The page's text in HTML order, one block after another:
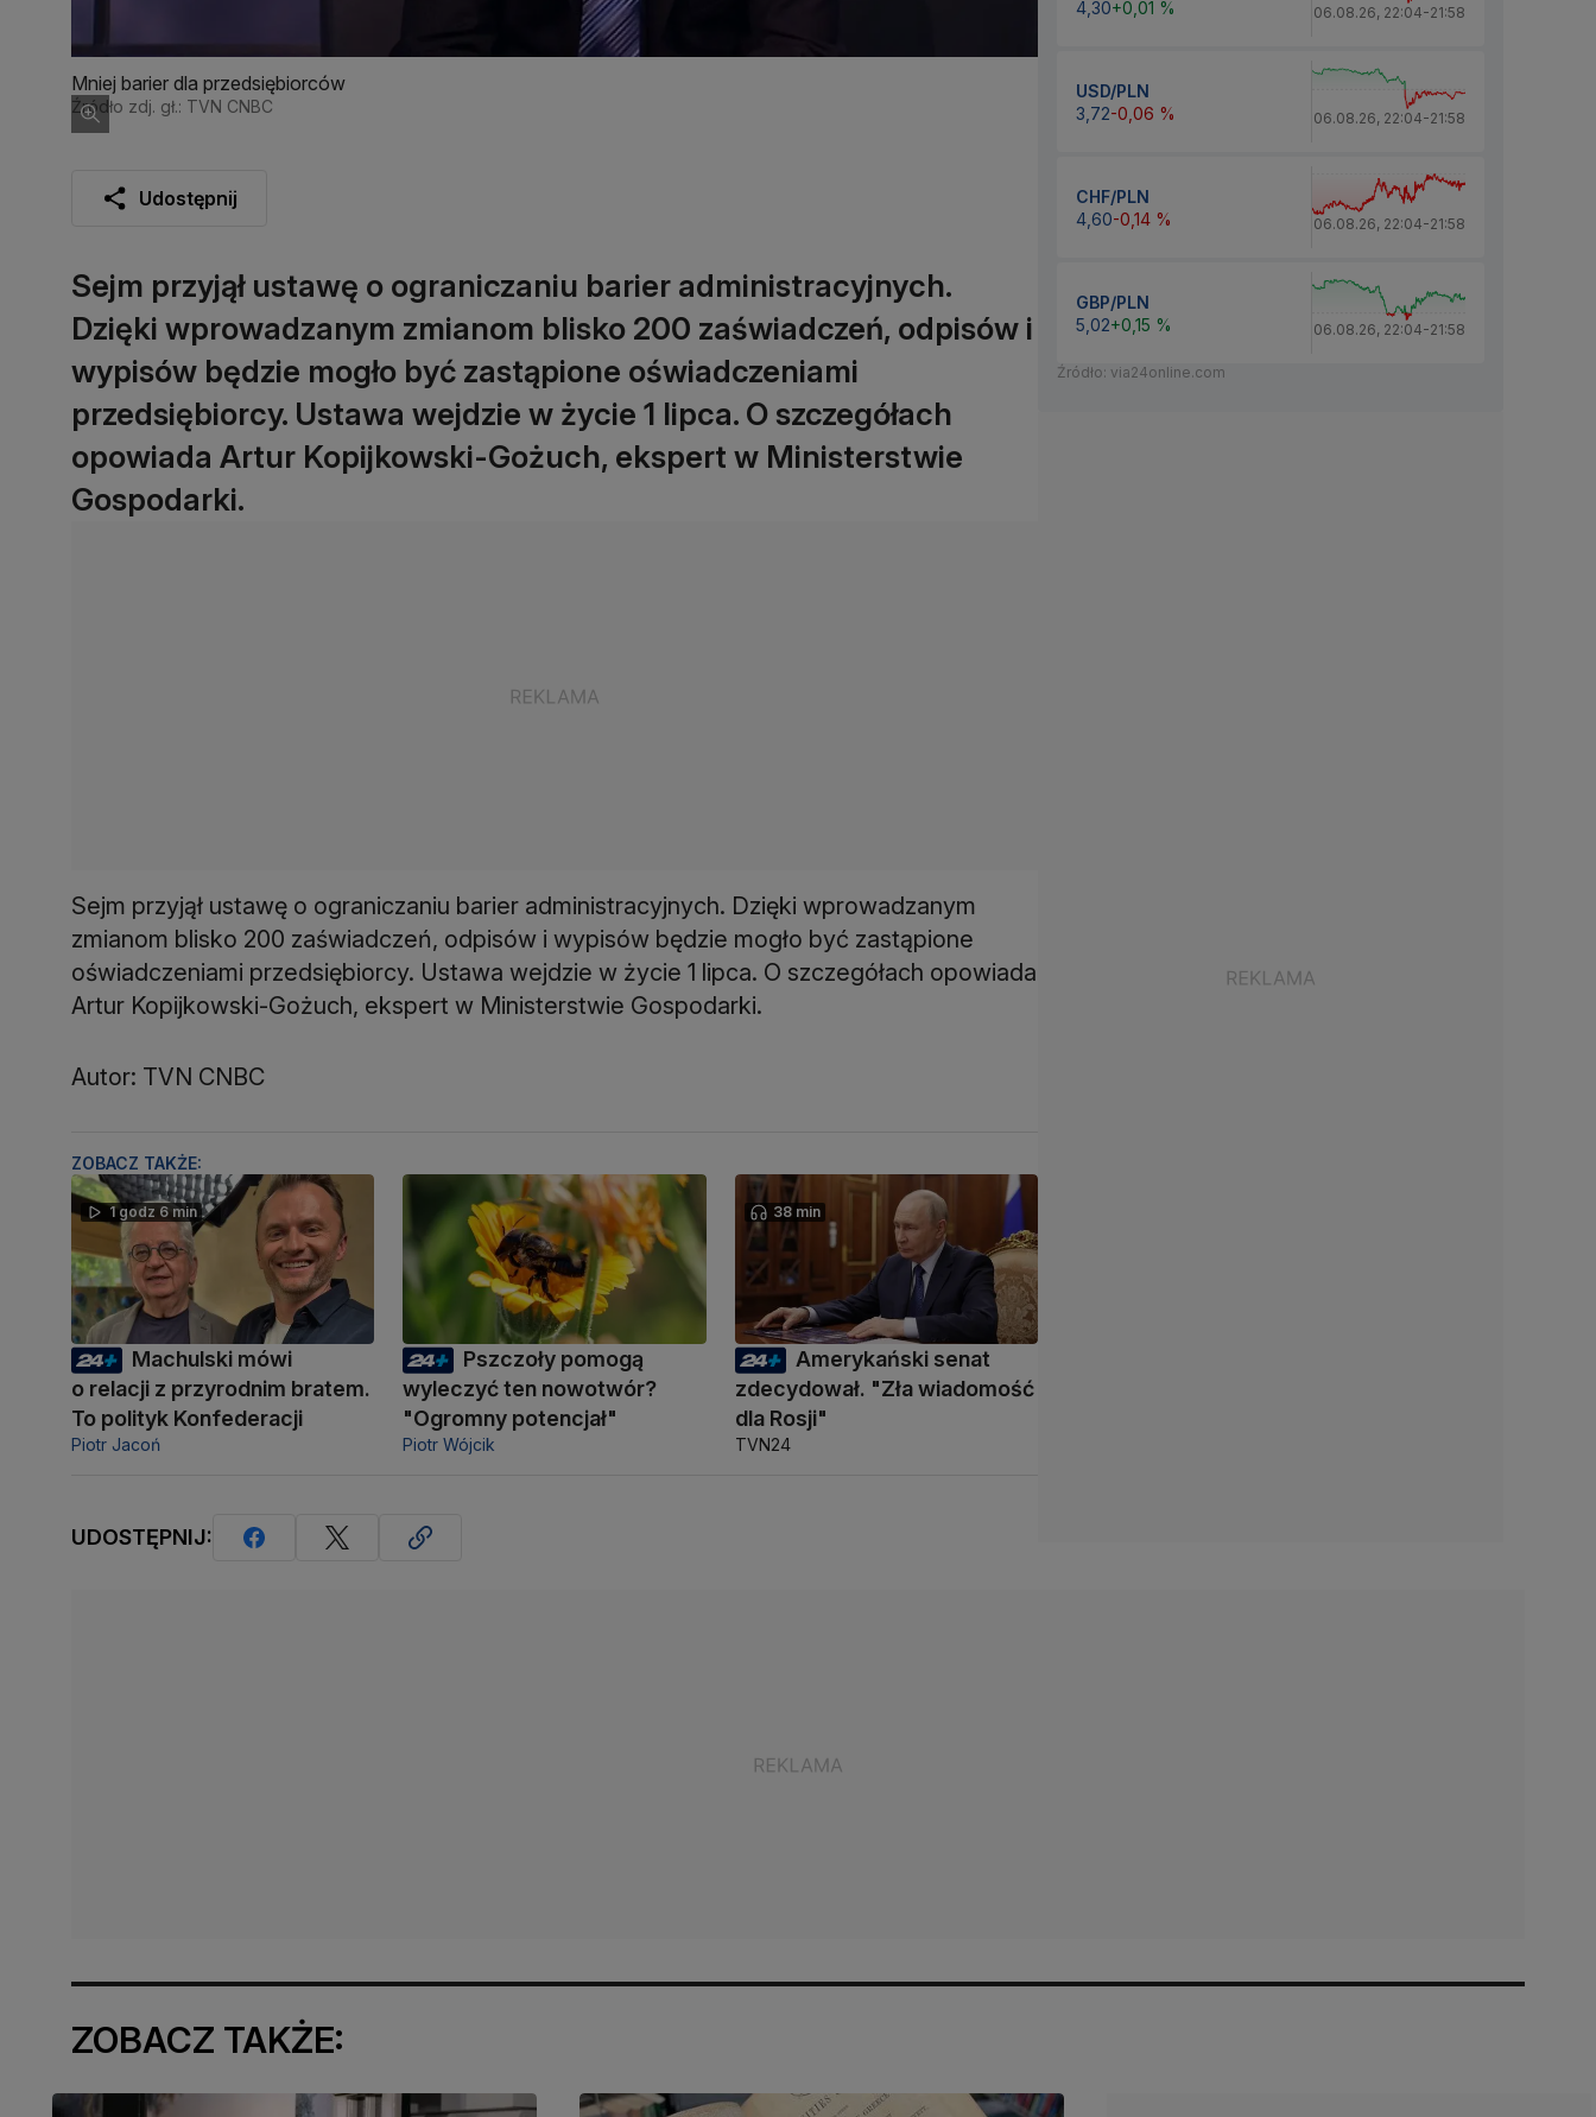
Mniej barier dla przedsiębiorców
Źródło zdj. gł.: TVN CNBC
Udostępnij
Sejm przyjął ustawę o ograniczaniu barier administracyjnych.
Dzięki wprowadzanym zmianom blisko 200 zaświadczeń, odpisów i
wypisów będzie mogło być zastąpione oświadczeniami
przedsiębiorcy. Ustawa wejdzie w życie 1 lipca. O szczegółach
opowiada Artur Kopijkowski-Gożuch, ekspert w Ministerstwie
Gospodarki.
Sejm przyjął ustawę o ograniczaniu barier administracyjnych. Dzięki wprowadzanym
zmianom blisko 200 zaświadczeń, odpisów i wypisów będzie mogło być zastąpione
oświadczeniami przedsiębiorcy. Ustawa wejdzie w życie 1 lipca. O szczegółach opowiada
Artur Kopijkowski-Gożuch, ekspert w Ministerstwie Gospodarki.
Autor: TVN CNBC
ZOBACZ TAKŻE:
1 godz 6 min
Machulski mówi
o relacji z przyrodnim bratem.
To polityk Konfederacji
Piotr Jacoń
Pszczoły pomogą
wyleczyć ten nowotwór?
"Ogromny potencjał"
Piotr Wójcik
38 min
Amerykański senat
zdecydował. "Zła wiadomość
dla Rosji"
TVN24
UDOSTĘPNIJ:
4,30+0,01 % 06.08.26, 22:04-21:58
USD/PLN
3,72-0,06 % 06.08.26, 22:04-21:58
CHF/PLN
4,60-0,14 % 06.08.26, 22:04-21:58
GBP/PLN
5,02+0,15 % 06.08.26, 22:04-21:58
Źródło: via24online.com
ZOBACZ TAKŻE: